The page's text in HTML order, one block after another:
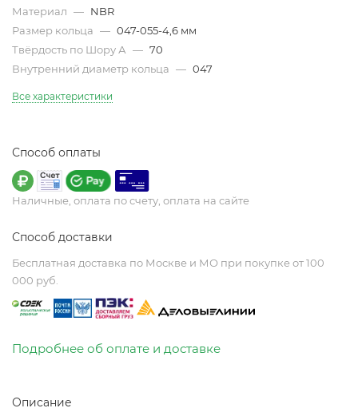
Материал — NBR
Размер кольца — 047-055-4,6 мм
Твёрдость по Шору А — 70
Внутренний диаметр кольца — 047
Все характеристики
Способ оплаты
Наличные, оплата по счету, оплата на сайте
Способ доставки
Бесплатная доставка по Москве и МО при покупке от 100
000 руб.
Подробнее об оплате и доставке
Описание